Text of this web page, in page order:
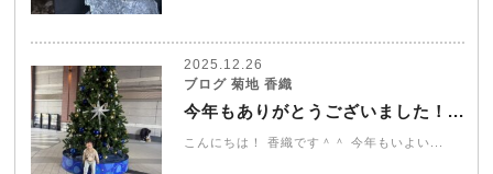
2025.12.26
ブログ 菊地 香織
今年もありがとうございました！...
こんにちは！ 香織です＾＾ 今年もいよい...